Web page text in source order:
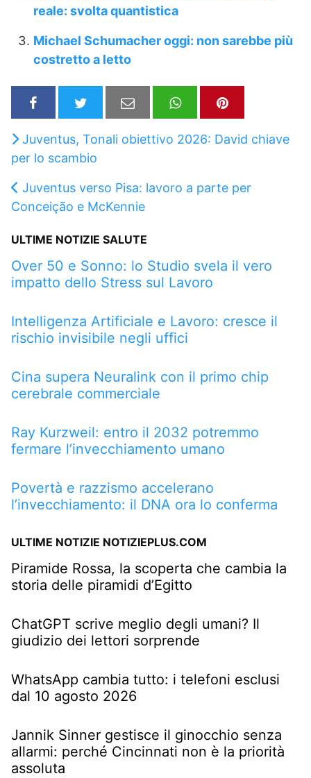
reale: svolta quantistica
Michael Schumacher oggi: non sarebbe più
costretto a letto
Juventus, Tonali obiettivo 2026: David chiave
per lo scambio
Juventus verso Pisa: lavoro a parte per
Conceição e McKennie
ULTIME NOTIZIE SALUTE
Over 50 e Sonno: lo Studio svela il vero
impatto dello Stress sul Lavoro
Intelligenza Artificiale e Lavoro: cresce il
rischio invisibile negli uffici
Cina supera Neuralink con il primo chip
cerebrale commerciale
Ray Kurzweil: entro il 2032 potremmo
fermare l’invecchiamento umano
Povertà e razzismo accelerano
l’invecchiamento: il DNA ora lo conferma
ULTIME NOTIZIE NOTIZIEPLUS.COM
Piramide Rossa, la scoperta che cambia la
storia delle piramidi d’Egitto
ChatGPT scrive meglio degli umani? Il
giudizio dei lettori sorprende
WhatsApp cambia tutto: i telefoni esclusi
dal 10 agosto 2026
Jannik Sinner gestisce il ginocchio senza
allarmi: perché Cincinnati non è la priorità
assoluta